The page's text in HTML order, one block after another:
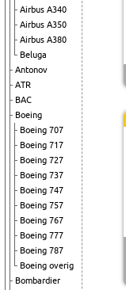
Airbus A340
Airbus A350
Airbus A380
Beluga
Antonov
ATR
BAC
Boeing
Boeing 707
Boeing 717
Boeing 727
Boeing 737
Boeing 747
Boeing 757
Boeing 767
Boeing 777
Boeing 787
Boeing overig
Bombardier